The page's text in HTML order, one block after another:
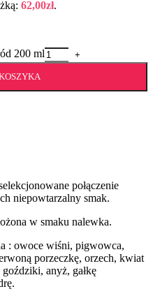
62,00zł.
200 ml
połączenie
niepowtarzalny smak.
w smaku nalewka.
: owoce wiśni, pigwowca,
porzeczkę, orzech, kwiat
anyż, gałkę